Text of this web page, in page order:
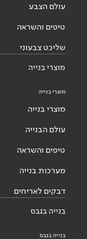
עולם הצבע
טיפים והשראה
שליכט צבעוני
מוצרי בנייה
מוצרי בנייה
מוצרי בנייה
עולם הבנייה
טיפים והשראה
מערכות בנייה
דבקים לאריחים
בנייה בגבס
בנייה בגבס